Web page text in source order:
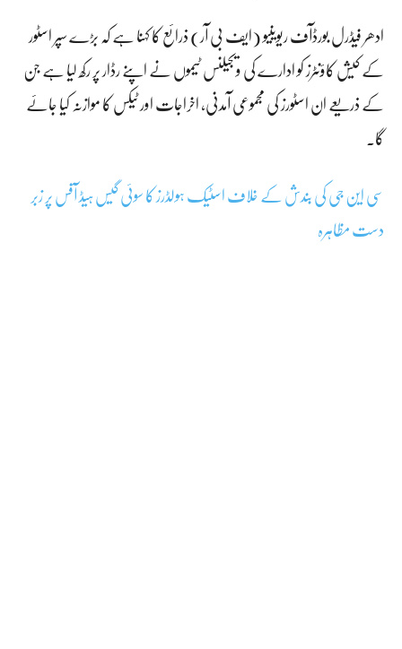
ادھر فیڈرل بورڈآف ریوینیو (ایف بی آر) ذرائع کا کہنا ہے کہ بڑے سپر اسٹور
کے کیش کاؤنٹرز کو ادارے کی ویجیلنس ٹیموں نے اپنے رڈار پر رکھ لیا ہے جن
کے ذریعے ان اسٹورز کی مجموعی آمدنی، اخراجات اور ٹیکس کا موازنہ کیا جائے
گا۔
سی این جی کی بندش کے خلاف اسٹیک ہولڈرز کا سوئی گیس ہیڈ آفس پر زبر
دست مظاہرہ